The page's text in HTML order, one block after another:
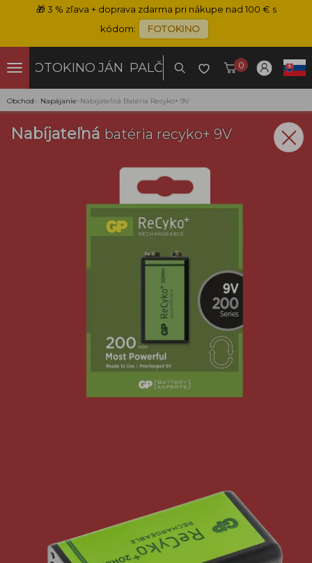
🎁3 % zľava + doprava zdarma pri nákupe nad 100 € s
kódom:
FOTOKINO
FOTOKINO JÁN PALČO 0
Obchod › Napájanie › Nabíjateľná Batéria Recyko+ 9V
Nabíjateľná batéria recyko+ 9V